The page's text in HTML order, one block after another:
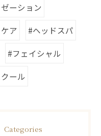
ーション
ア #ヘッドスパ
#フェイシャル
ール
Categories